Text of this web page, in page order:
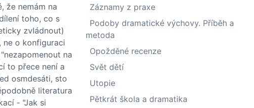
že nemám na
toho, co s
zvládnout)
ne o konfiguraci
na
to přece není a
osmdesáti, sto
literatura
- "Jak si
Záznamy z praxe
Podoby dramatické výchovy. Příběh a
metoda
Opožděné recenze
Svět dětí
Utopie
Pětkrát škola a dramatika